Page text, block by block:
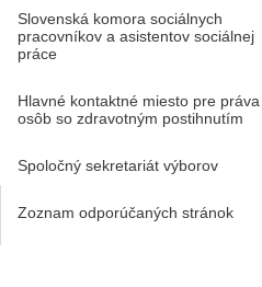
Slovenská komora sociálnych
pracovníkov a asistentov sociálnej
práce
Hlavné kontaktné miesto pre práva
osôb so zdravotným postihnutím
Spoločný sekretariát výborov
Zoznam odporúčaných stránok